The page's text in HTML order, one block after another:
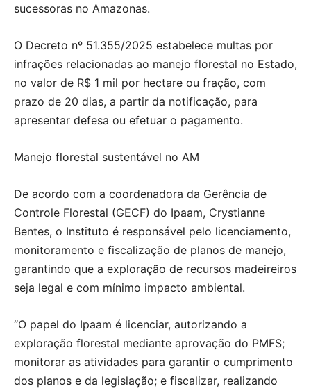
sucessoras no Amazonas.
O Decreto nº 51.355/2025 estabelece multas por
infrações relacionadas ao manejo florestal no Estado,
no valor de R$ 1 mil por hectare ou fração, com
prazo de 20 dias, a partir da notificação, para
apresentar defesa ou efetuar o pagamento.
Manejo florestal sustentável no AM
De acordo com a coordenadora da Gerência de
Controle Florestal (GECF) do Ipaam, Crystianne
Bentes, o Instituto é responsável pelo licenciamento,
monitoramento e fiscalização de planos de manejo,
garantindo que a exploração de recursos madeireiros
seja legal e com mínimo impacto ambiental.
“O papel do Ipaam é licenciar, autorizando a
exploração florestal mediante aprovação do PMFS;
monitorar as atividades para garantir o cumprimento
dos planos e da legislação; e fiscalizar, realizando